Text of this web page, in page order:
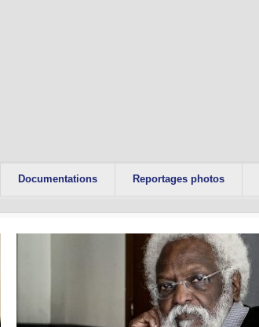
Documentations Reportages photos